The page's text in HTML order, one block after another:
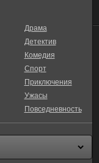
Драма
Детектив
Комедия
Спорт
Приключения
Ужасы
Повседневность